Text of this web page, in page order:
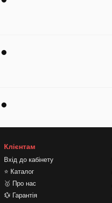
Клієнтам
Вхід до кабінету
⭐ Каталог
🥇 Про нас
💱 Гарантія